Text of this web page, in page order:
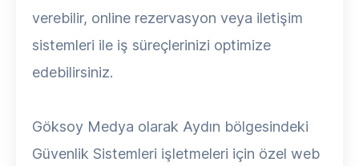
verebilir, online rezervasyon veya iletişim
sistemleri ile iş süreçlerinizi optimize
edebilirsiniz.
Göksoy Medya olarak Aydın bölgesindeki
Güvenlik Sistemleri işletmeleri için özel web